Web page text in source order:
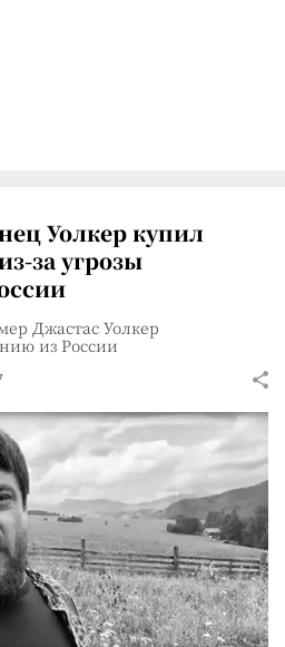
Уолкер купил
за угрозы
Джастас Уолкер
из России